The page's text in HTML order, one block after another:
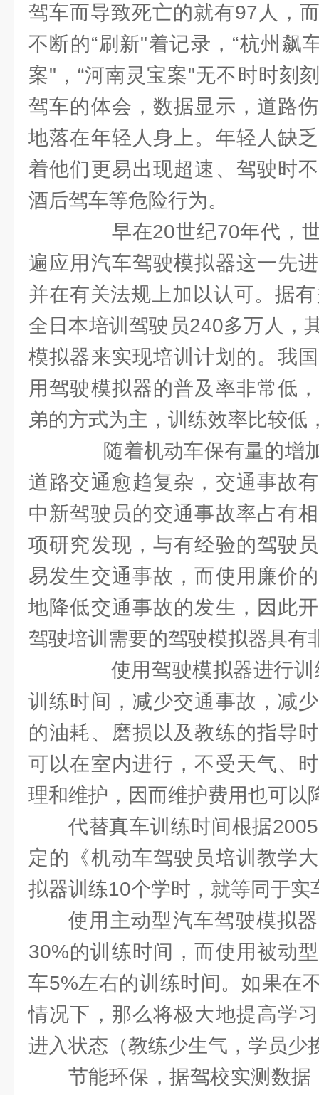
驾车而导致死亡的就有97人，
不断的“刷新"着记录，“杭州飙
案"，“河南灵宝案"无不时时刻
驾车的体会，数据显示，道路
地落在年轻人身上。年轻人缺
着他们更易出现超速、驾驶时
酒后驾车等危险行为。
早在20世纪70年代，世
遍应用汽车驾驶模拟器这一先
并在有关法规上加以认可。据
全日本培训驾驶员240多万人，
模拟器来实现培训计划的。我
用驾驶模拟器的普及率非常低
弟的方式为主，训练效率比较低
随着机动车保有量的增
道路交通愈趋复杂，交通事故
中新驾驶员的交通事故率占有
项研究发现，与有经验的驾驶
易发生交通事故，而使用廉价
地降低交通事故的发生，因此
驾驶培训需要的驾驶模拟器具有
使用驾驶模拟器进行训
训练时间，减少交通事故，减
的油耗、磨损以及教练的指导
可以在室内进行，不受天气、
理和维护，因而维护费用也可以
代替真车训练时间根据
定的《机动车驾驶员培训教学
拟器训练10个学时，就等同于实
使用主动型汽车驾驶模拟
30%的训练时间，而使用被动
车5%左右的训练时间。如果在
情况下，那么将极大地提高学
进入状态（教练少生气，学员少
节能环保，据驾校实测数